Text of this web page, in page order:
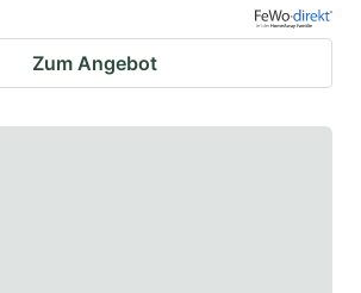
Zum Angebot